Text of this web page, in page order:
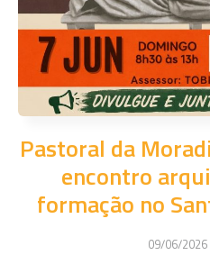
Pastoral da
encontro
formação no
09/06/2026